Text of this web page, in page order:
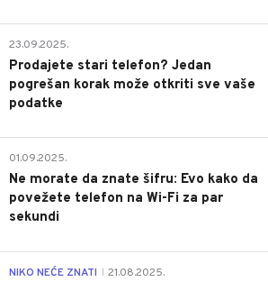
23.09.2025.
Prodajete stari telefon? Jedan
pogrešan korak može otkriti sve vaše
podatke
01.09.2025.
Ne morate da znate šifru: Evo kako da
povežete telefon na Wi-Fi za par
sekundi
NIKO NEĆE ZNATI 21.08.2025.